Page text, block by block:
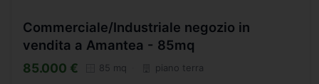
Commerciale/Industriale negozio in
vendita a Amantea - 85mq
85.000 € 85 mq piano terra